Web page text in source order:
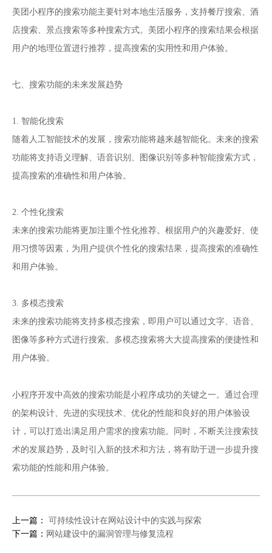
美团小程序的搜索功能主要针对本地生活服务，支持餐厅搜索、酒
店搜索、景点搜索等多种搜索方式。美团小程序的搜索结果会根据
用户的地理位置进行推荐，提高搜索的实用性和用户体验。
七、搜索功能的未来发展趋势
1. 智能化搜索
随着人工智能技术的发展，搜索功能将越来越智能化。未来的搜索
功能将支持语义理解、语音识别、图像识别等多种智能搜索方式，
提高搜索的准确性和用户体验。
2. 个性化搜索
未来的搜索功能将更加注重个性化推荐。根据用户的兴趣爱好、使
用习惯等因素，为用户提供个性化的搜索结果，提高搜索的准确性
和用户体验。
3. 多模态搜索
未来的搜索功能将支持多模态搜索，即用户可以通过文字、语音、
图像等多种方式进行搜索。多模态搜索将大大提高搜索的便捷性和
用户体验。
小程序开发中高效的搜索功能是小程序成功的关键之一。通过合理
的架构设计、先进的实现技术、优化的性能和良好的用户体验设
计，可以打造出满足用户需求的搜索功能。同时，不断关注搜索技
术的发展趋势，及时引入新的技术和方法，将有助于进一步提升搜
索功能的性能和用户体验。
上一篇：
可持续性设计在网站设计中的实践与探索
下一篇： 网站建设中的漏洞管理与修复流程